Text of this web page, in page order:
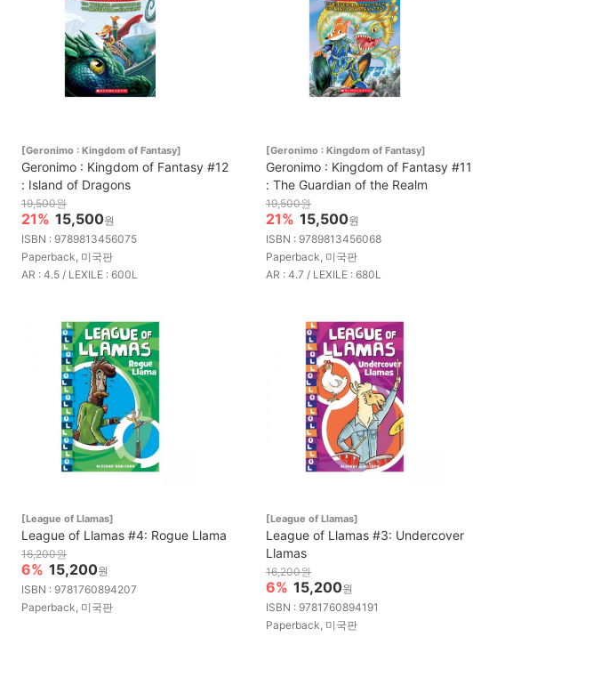
[Geronimo : Kingdom of Fantasy]
Geronimo : Kingdom of Fantasy #12
: Island of Dragons
19,500원
21% 15,500원
ISBN : 9789813456075
Paperback, 미국판
AR : 4.5 / LEXILE : 600L
[Geronimo : Kingdom of Fantasy]
Geronimo : Kingdom of Fantasy #11
: The Guardian of the Realm
19,500원
21% 15,500원
ISBN : 9789813456068
Paperback, 미국판
AR : 4.7 / LEXILE : 680L
[League of Llamas]
League of Llamas #4: Rogue Llama
16,200원
6% 15,200원
ISBN : 9781760894207
Paperback, 미국판
[League of Llamas]
League of Llamas #3: Undercover
Llamas
16,200원
6% 15,200원
ISBN : 9781760894191
Paperback, 미국판